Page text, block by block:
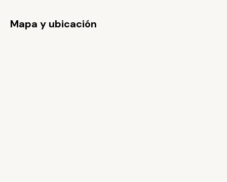
Mapa y ubicación